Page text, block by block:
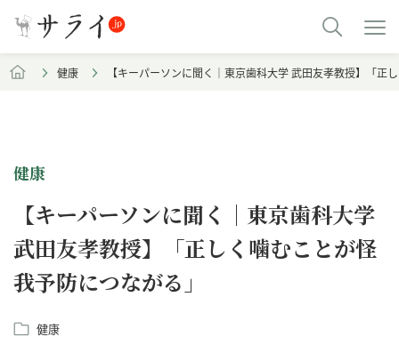
健康 【キーパーソンに聞く｜東京歯科大学 武田友孝教授】「正
健康
【キーパーソンに聞く｜東京歯科大学
武田友孝教授】「正しく噛むことが怪
我予防につながる」
健康